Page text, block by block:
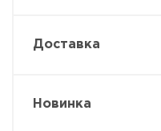
Доставка
Новинка